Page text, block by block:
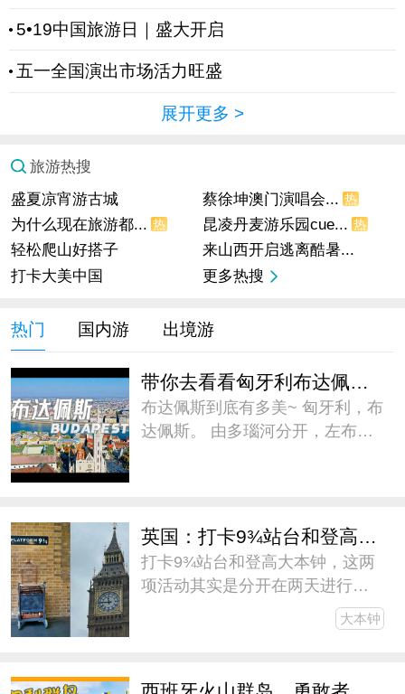
5•19中国旅游日｜盛大开启
五一全国演出市场活力旺盛
展开更多 >
旅游热搜
盛夏凉宵游古城
为什么现在旅游都... 热
轻松爬山好搭子
打卡大美中国
蔡徐坤澳门演唱会... 热
昆凌丹麦游乐园cue... 热
来山西开启逃离酷暑...
更多热搜
热门 国内游 出境游
布达佩斯到底有多美~ 匈牙利，布
达佩斯。 由多瑙河分开，左布达
带着微博去旅行##五一旅游日记#
英国：打卡9¾站台和登高大本钟
打卡9¾站台和登高大本钟，这两
项活动其实是分开在两天进行
的，为了缩减游记篇幅，我干脆
放一篇里写了。伦敦作为此次欧
但还是见缝插针地安排了一些V这
大本钟